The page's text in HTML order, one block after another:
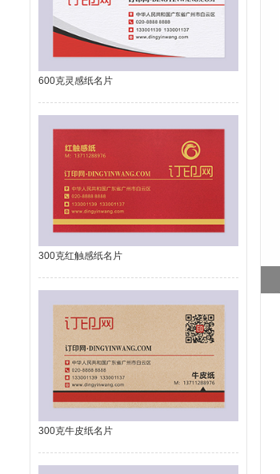
600克灵感纸名片
300克红触感纸名片
300克牛皮纸名片